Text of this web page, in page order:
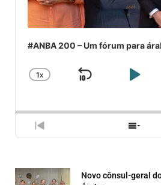
#ANBA 200 – Um fórum para
CHANGE
1X
SKIP
PREVIOUS
EPISODE
Novo cônsul-geral